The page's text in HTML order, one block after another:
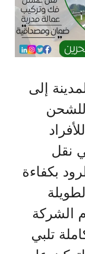
إلى
للشحن
نقل
بكفاءة
الشركة
تلبي